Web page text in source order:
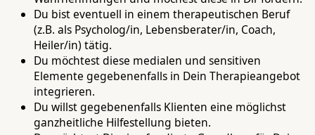
Du bist eventuell in einem therapeutischen Beruf
(z.B. als Psycholog/in, Lebensberater/in, Coach,
Heiler/in) tätig.
Du möchtest diese medialen und sensitiven
Elemente gegebenenfalls in Dein Therapieangebot
integrieren.
Du willst gegebenenfalls Klienten eine möglichst
ganzheitliche Hilfestellung bieten.